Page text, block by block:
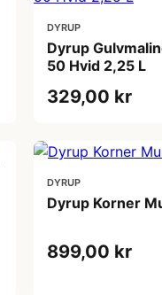
DYRUP
Dyrup
50 Hvid 2,25 L
329,00 kr
DYRUP
Dyrup Korner
899,00 kr